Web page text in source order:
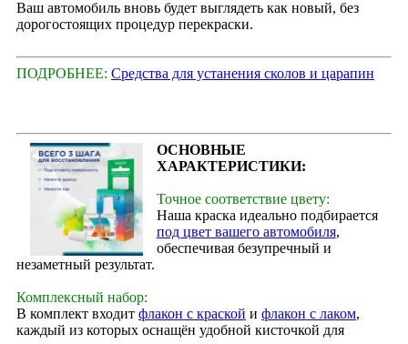
Ваш автомобиль вновь будет выглядеть как новый, без
дорогостоящих процедур перекраски.
ПОДРОБНЕЕ: Средства для устанения сколов и царапин
ОСНОВНЫЕ
ХАРАКТЕРИСТИКИ:
Точное соответствие цвету:
Наша краска идеально подбирается
под цвет вашего автомобиля,
обеспечивая безупречный и
незаметный результат.
Комплексный набор:
В комплект входит флакон с краской и флакон с лаком,
каждый из которых оснащён удобной кисточкой для